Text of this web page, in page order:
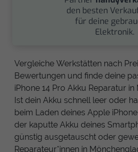
den besten
für deine
Elektronik.
Vergleiche Werkstätten nach
Bewertungen und finde deine
iPhone 14 Pro Akku Reparatur
Ist dein Akku schnell leer oder
beim Laden deines Apple
der kaputte Akku deines
günstig ausgetauscht oder
Reparateur*innen in